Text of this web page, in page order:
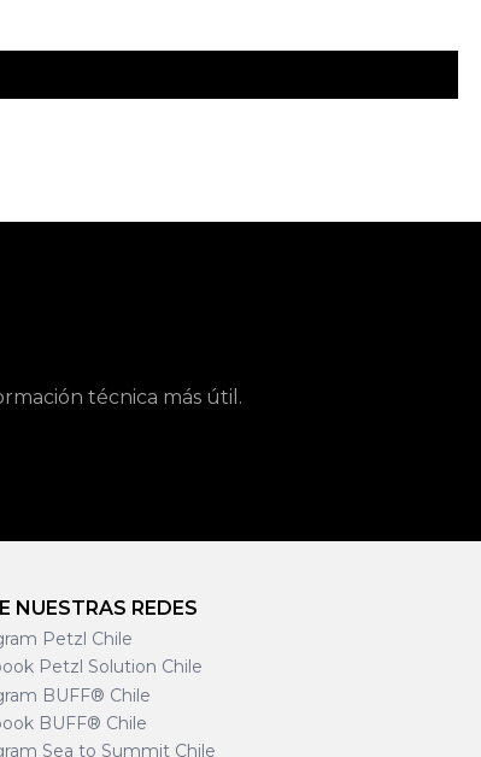
técnica más útil.
NUESTRAS REDES
Petzl Chile
Petzl Solution Chile
BUFF® Chile
BUFF® Chile
Sea to Summit Chile